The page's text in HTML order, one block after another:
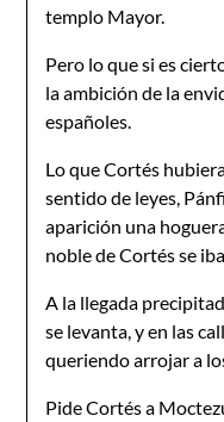
templo Mayor.
Pero lo que si es
la ambición de la
españoles.
Lo que Cortés
sentido de leyes,
aparición una
noble de Cortés se
A la llegada
se levanta, y en las
queriendo arrojar a
Pide Cortés a